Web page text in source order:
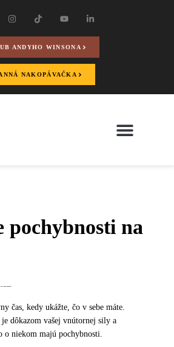
ANDYHO WINSONA
NAKOPÁVAČKA
pochybnosti na
ste niečo nerobili.
čas, kedy ukážte, čo v sebe máte.
je dôkazom vašej vnútornej sily a
o niekom majú pochybnosti.